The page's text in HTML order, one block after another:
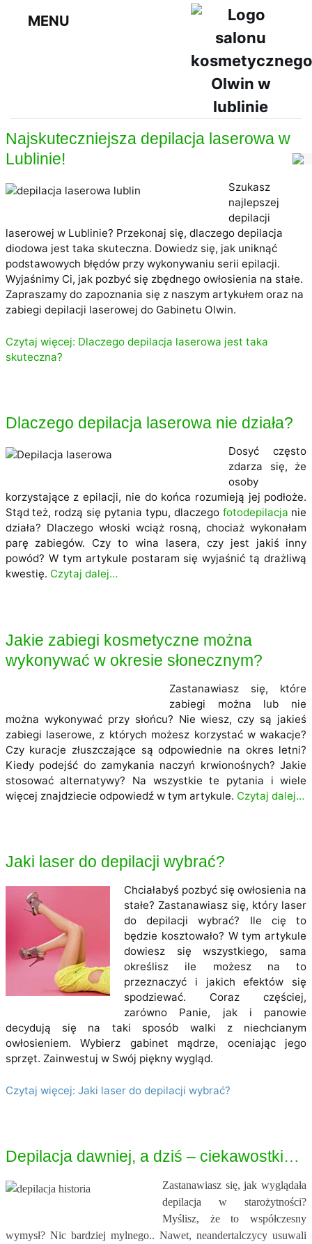
MENU
Najskuteczniejsza depilacja laserowa w
Lublinie!
Szukasz
najlepszej
depilacji
laserowej w Lublinie? Przekonaj się, dlaczego depilacja
diodowa jest taka skuteczna. Dowiedz się, jak uniknąć
podstawowych błędów przy wykonywaniu serii epilacji.
Wyjaśnimy Ci, jak pozbyć się zbędnego owłosienia na stałe.
Zapraszamy do zapoznania się z naszym artykułem oraz na
zabiegi depilacji laserowej do Gabinetu Olwin.
Czytaj więcej: Dlaczego depilacja laserowa jest taka
skuteczna?
Dlaczego depilacja laserowa nie działa?
Dosyć często
zdarza się, że
osoby
korzystające z epilacji, nie do końca rozumieją jej podłoże.
Stąd też, rodzą się pytania typu, dlaczego fotodepilacja nie
działa? Dlaczego włoski wciąż rosną, chociaż wykonałam
parę zabiegów. Czy to wina lasera, czy jest jakiś inny
powód? W tym artykule postaram się wyjaśnić tą drażliwą
kwestię. Czytaj dalej…
Jakie zabiegi kosmetyczne można
wykonywać w okresie słonecznym?
Zastanawiasz się, które
zabiegi można lub nie
można wykonywać przy słońcu? Nie wiesz, czy są jakieś
zabiegi laserowe, z których możesz korzystać w wakacje?
Czy kuracje złuszczające są odpowiednie na okres letni?
Kiedy podejść do zamykania naczyń krwionośnych? Jakie
stosować alternatywy? Na wszystkie te pytania i wiele
więcej znajdziecie odpowiedź w tym artykule. Czytaj dalej…
Jaki laser do depilacji wybrać?
Chciałabyś pozbyć się owłosienia na
stałe? Zastanawiasz się, który laser
do depilacji wybrać? Ile cię to
będzie kosztowało? W tym artykule
dowiesz się wszystkiego, sama
określisz ile możesz na to
przeznaczyć i jakich efektów się
spodziewać. Coraz częściej,
zarówno Panie, jak i panowie
decydują się na taki sposób walki z niechcianym
owłosieniem. Wybierz gabinet mądrze, oceniając jego
sprzęt. Zainwestuj w Swój piękny wygląd.
Czytaj więcej: Jaki laser do depilacji wybrać?
Depilacja dawniej, a dziś – ciekawostki…
Zastanawiasz się, jak wyglądała
depilacja w starożytności?
Myślisz, że to współczesny
wymysł? Nic bardziej mylnego.. Nawet, neandertalczycy usuwali